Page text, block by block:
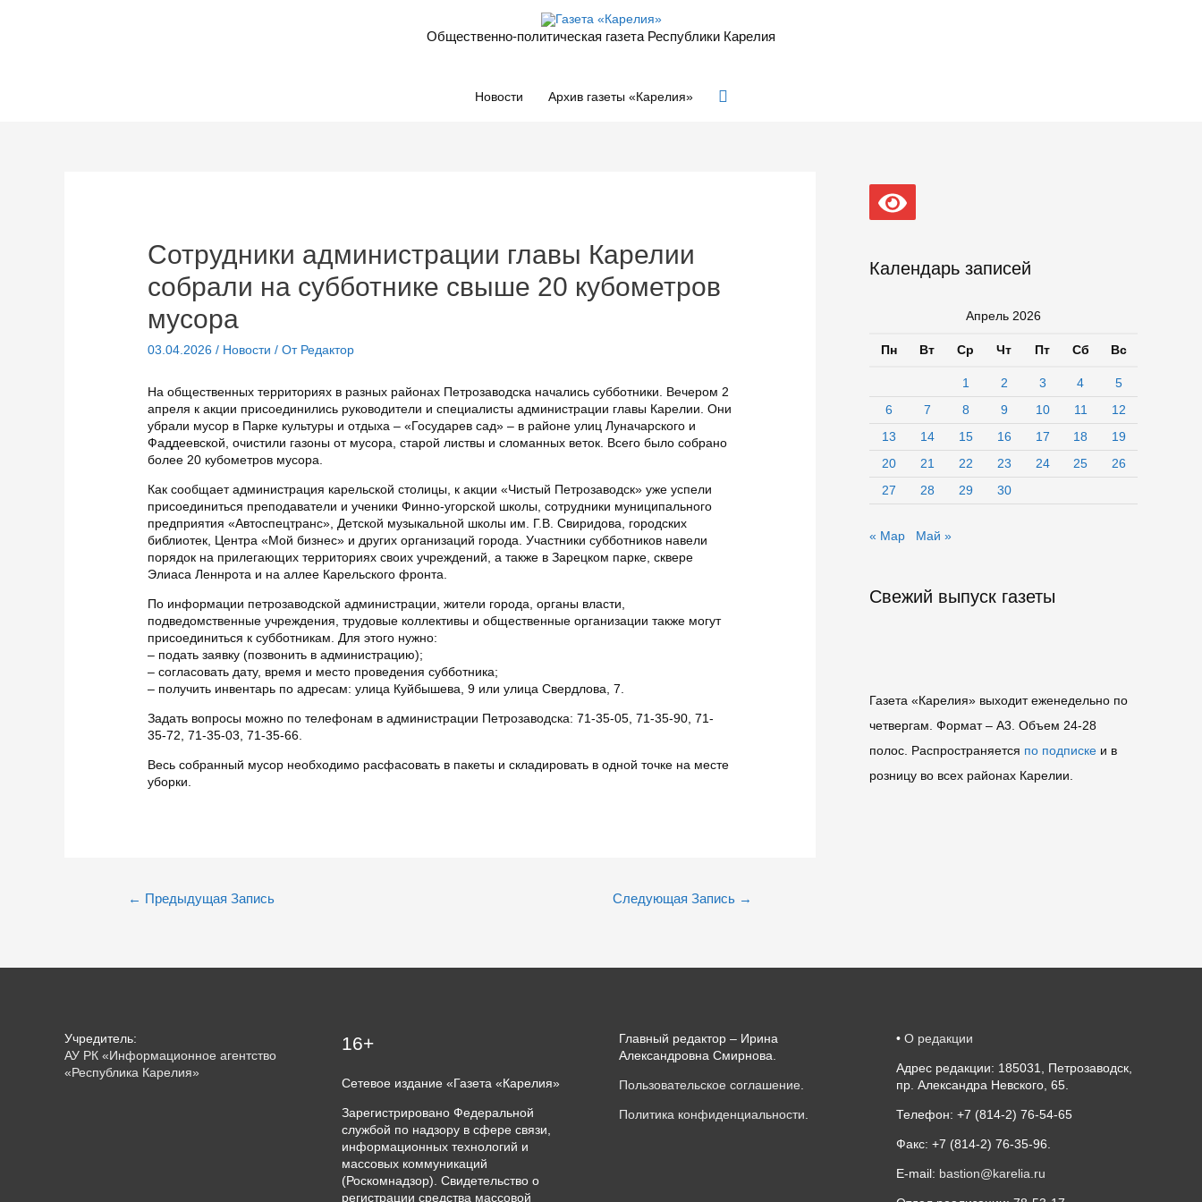
Общественно-политическая газета Республики Карелия
Новости Архив газеты «Карелия» Поиск
Сотрудники администрации главы Карелии
собрали на субботнике свыше 20 кубометров
мусора
03.04.2026 / Новости / От Редактор
На общественных территориях в разных районах Петрозаводска начались субботники. Вечером 2
апреля к акции присоединились руководители и специалисты администрации главы Карелии. Они
убрали мусор в Парке культуры и отдыха – «Государев сад» – в районе улиц Луначарского и
Фаддеевской, очистили газоны от мусора, старой листвы и сломанных веток. Всего было собрано
более 20 кубометров мусора.
Как сообщает администрация карельской столицы, к акции «Чистый Петрозаводск» уже успели
присоединиться преподаватели и ученики Финно-угорской школы, сотрудники муниципального
предприятия «Автоспецтранс», Детской музыкальной школы им. Г.В. Свиридова, городских
библиотек, Центра «Мой бизнес» и других организаций города. Участники субботников навели
порядок на прилегающих территориях своих учреждений, а также в Зарецком парке, сквере
Элиаса Леннрота и на аллее Карельского фронта.
По информации петрозаводской администрации, жители города, органы власти,
подведомственные учреждения, трудовые коллективы и общественные организации также могут
присоединиться к субботникам. Для этого нужно:
– подать заявку (позвонить в администрацию);
– согласовать дату, время и место проведения субботника;
– получить инвентарь по адресам: улица Куйбышева, 9 или улица Свердлова, 7.
Задать вопросы можно по телефонам в администрации Петрозаводска: 71-35-05, 71-35-90, 71-
35-72, 71-35-03, 71-35-66.
Весь собранный мусор необходимо расфасовать в пакеты и складировать в одной точке на месте
уборки.
← Предыдущая Запись Следующая Запись →
Календарь записей
Апрель 2026
Пн Вт Ср Чт Пт Сб Вс
1 2 3 4
5
6
7 8 9 10 11
12
13
14 15 16 17 18
19
20
21 22 23 24 25
26
27
28 29 30
« Мар Май »
Свежий выпуск газеты
Газета «Карелия» выходит еженедельно по
четвергам. Формат – A3. Объем 24-28
полос. Распространяется по подписке и в
розницу во всех районах Карелии.
Учредитель:
АУ РК «Информационное агентство
«Республика Карелия»
16+
Сетевое издание «Газета «Карелия»
Зарегистрировано Федеральной
службой по надзору в сфере связи,
информационных технологий и
массовых коммуникаций
(Роскомнадзор). Свидетельство о
регистрации средства массовой
Главный редактор – Ирина
Александровна Смирнова.
Пользовательское соглашение
Политика конфиденциальности
• О редакции
Адрес редакции: 185031, Петрозаводск,
пр. Александра Невского, 65.
Телефон: +7 (814-2) 76-54-65
Факс: +7 (814-2) 76-35-96.
E-mail: bastion@karelia.ru